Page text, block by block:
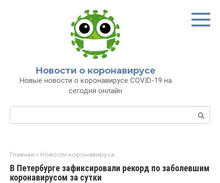
Новости о коронавирусе
Новые новости о коронавирусе COVID-19 на
сегодня онлайн
Главная » Новости коронавируса
В Петербурге зафиксировали рекорд по заболевшим
коронавирусом за сутки